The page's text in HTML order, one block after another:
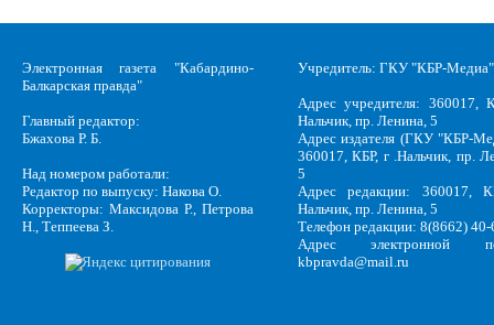
Электронная газета "Кабардино-
Балкарская правда"
Главный редактор:
Бжахова Р. Б.
Над номером работали:
Редактор по выпуску: Накова О.
Корректоры: Максидова Р., Петрова
Н., Теппеева З.
Учредитель: ГКУ "КБР-Медиа"
Адрес учредителя: 360017,
Нальчик, пр. Ленина, 5
Адрес издателя (ГКУ "КБР-
360017, КБР, г .Нальчик, пр.
5
Адрес редакции: 360017,
Нальчик, пр. Ленина, 5
Телефон редакции: 8(8662)
Адрес электронной
kbpravda@mail.ru